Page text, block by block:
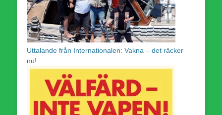
Uttalande från Internationalen: Vakna – det räcker
nu!